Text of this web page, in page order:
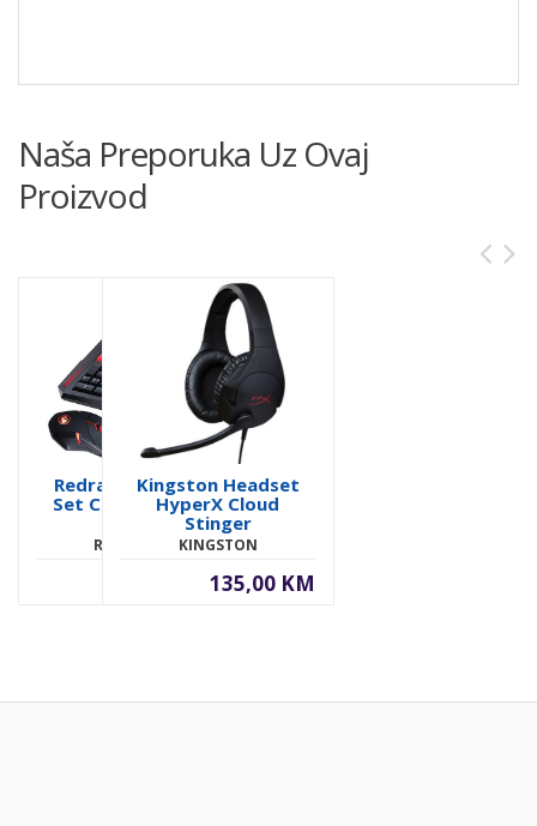
Naša Preporuka Uz Ovaj
Proizvod
Redragon Gaming
Set Centrophorus
REDRAGON
59,00 KM
Kingston Headset
HyperX Cloud
Stinger
KINGSTON
135,00 KM